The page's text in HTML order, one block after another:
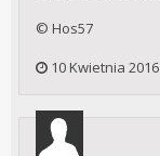
© Hos57
10 Kwietnia 2016